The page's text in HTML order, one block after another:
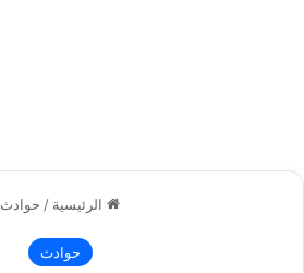
الرئيسية / حوادث
حوادث